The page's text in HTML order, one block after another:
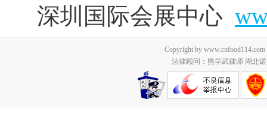
深圳国际会展中心
Copyright by
法律顾问：熊学武律师 湖北